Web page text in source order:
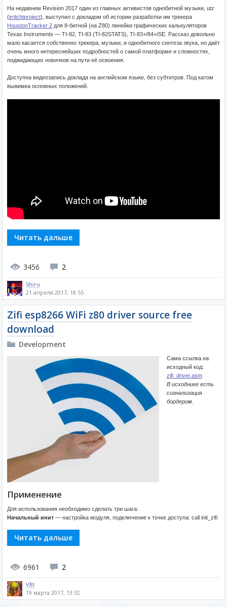
На недавнем Revision 2017 один из главных активистов однобитной музыки, utz
(irrlichtproject), выступил с докладом об истории разработки им трекера
HoustonTracker 2 для 8-битной (на Z80) линейки графических калькуляторов
Texas Instruments — TI-82, TI-83 (TI-82STATS), TI-83+/84+/SE. Рассказ довольно
мало касается собственно трекера, музыки, и однобитного синтеза звука, но даёт
очень много интереснейших подробностей о самой платформе и сложностях,
поджидающих новичков на пути её освоения.
Доступна видеозапись доклада на английском языке, без субтитров. Под катом
выжимка основных положений.
Читать дальше
3456 2
Shiru
21 апреля 2017, 18:55
Zifi esp8266 WiFi z80 driver source free
download
Development
Сама ссылка на
исходный код:
zifi_driver.asm
В исходнике есть
сигнализация
бордером.
Применение
Для использования необходимо сделать три шага:
Начальный инит — настройка модуля, подключение к точке доступа: call init_zifi
Читать дальше
6961 2
VBI
19 марта 2017, 13:32